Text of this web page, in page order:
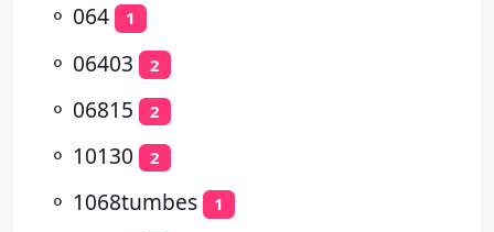
⚬ 064 1
⚬ 06403 2
⚬ 06815 2
⚬ 10130 2
⚬ 1068tumbes 1